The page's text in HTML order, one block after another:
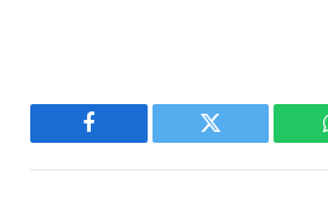
Facebook Twitter